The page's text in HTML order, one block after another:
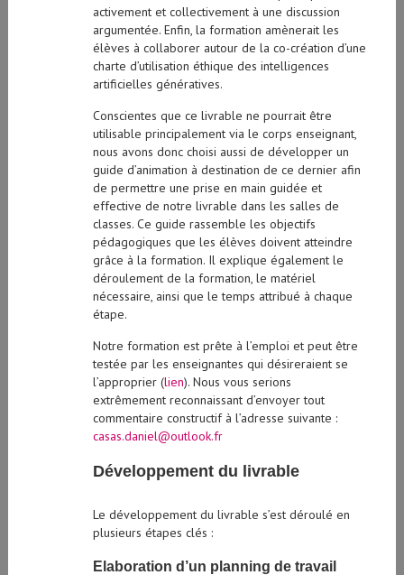
activement et collectivement à une discussion
argumentée. Enfin, la formation amènerait les
élèves à collaborer autour de la co-création d’une
charte d’utilisation éthique des intelligences
artificielles génératives.
Conscientes que ce livrable ne pourrait être
utilisable principalement via le corps enseignant,
nous avons donc choisi aussi de développer un
guide d’animation à destination de ce dernier afin
de permettre une prise en main guidée et
effective de notre livrable dans les salles de
classes. Ce guide rassemble les objectifs
pédagogiques que les élèves doivent atteindre
grâce à la formation. Il explique également le
déroulement de la formation, le matériel
nécessaire, ainsi que le temps attribué à chaque
étape.
Notre formation est prête à l’emploi et peut être
testée par les enseignantes qui désireraient se
l’approprier (lien). Nous vous serions
extrêmement reconnaissant d’envoyer tout
commentaire constructif à l’adresse suivante :
casas.daniel@outlook.fr
Développement du livrable
Le développement du livrable s’est déroulé en
plusieurs étapes clés :
Elaboration d’un planning de travail